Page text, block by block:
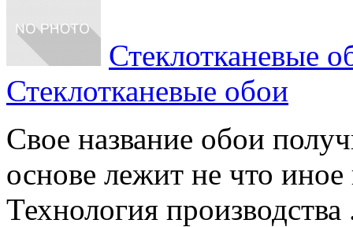
Стеклотканевые
Стеклотканевые обои
Свое название обои
основе лежит не что иное
Технология производства